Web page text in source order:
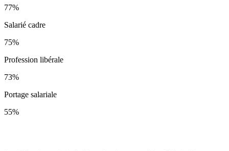
77%
Salarié cadre
75%
Profession libérale
73%
Portage salariale
55%